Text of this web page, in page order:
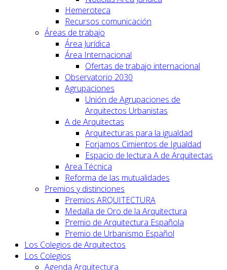
Hemeroteca
Recursos comunicación
Áreas de trabajo
Área Jurídica
Área Internacional
Ofertas de trabajo internacional
Observatorio 2030
Agrupaciones
Unión de Agrupaciones de
Arquitectos Urbanistas
A de Arquitectas
Arquitecturas para la igualdad
Forjamos Cimientos de Igualdad
Espacio de lectura A de Arquitectas
Area Técnica
Reforma de las mutualidades
Premios y distinciones
Premios ARQUITECTURA
Medalla de Oro de la Arquitectura
Premio de Arquitectura Española
Premio de Urbanismo Español
Los Colegios de Arquitectos
Los Colegios
Agenda Arquitectura